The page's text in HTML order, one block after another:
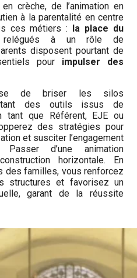
crèche, de l’animation en
à la parentalité en centre
ces métiers :
la place du
à un rôle de
disposent pourtant de
pour impulser des
de briser les silos
des outils issus de
tant que Référent, EJE ou
des stratégies pour
et susciter l’engagement
d’une animation
horizontale. En
des familles, vous renforcez
structures et favorisez un
garant de la réussite